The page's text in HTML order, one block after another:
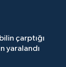
çarptığı
yaralandı